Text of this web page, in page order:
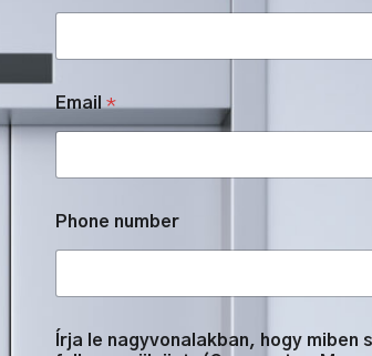
Í
Í
j
Email *
Phone number
Írja le nagyvonalakban, hogy